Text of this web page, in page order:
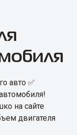
авто ✅️
на сайте
двигателя